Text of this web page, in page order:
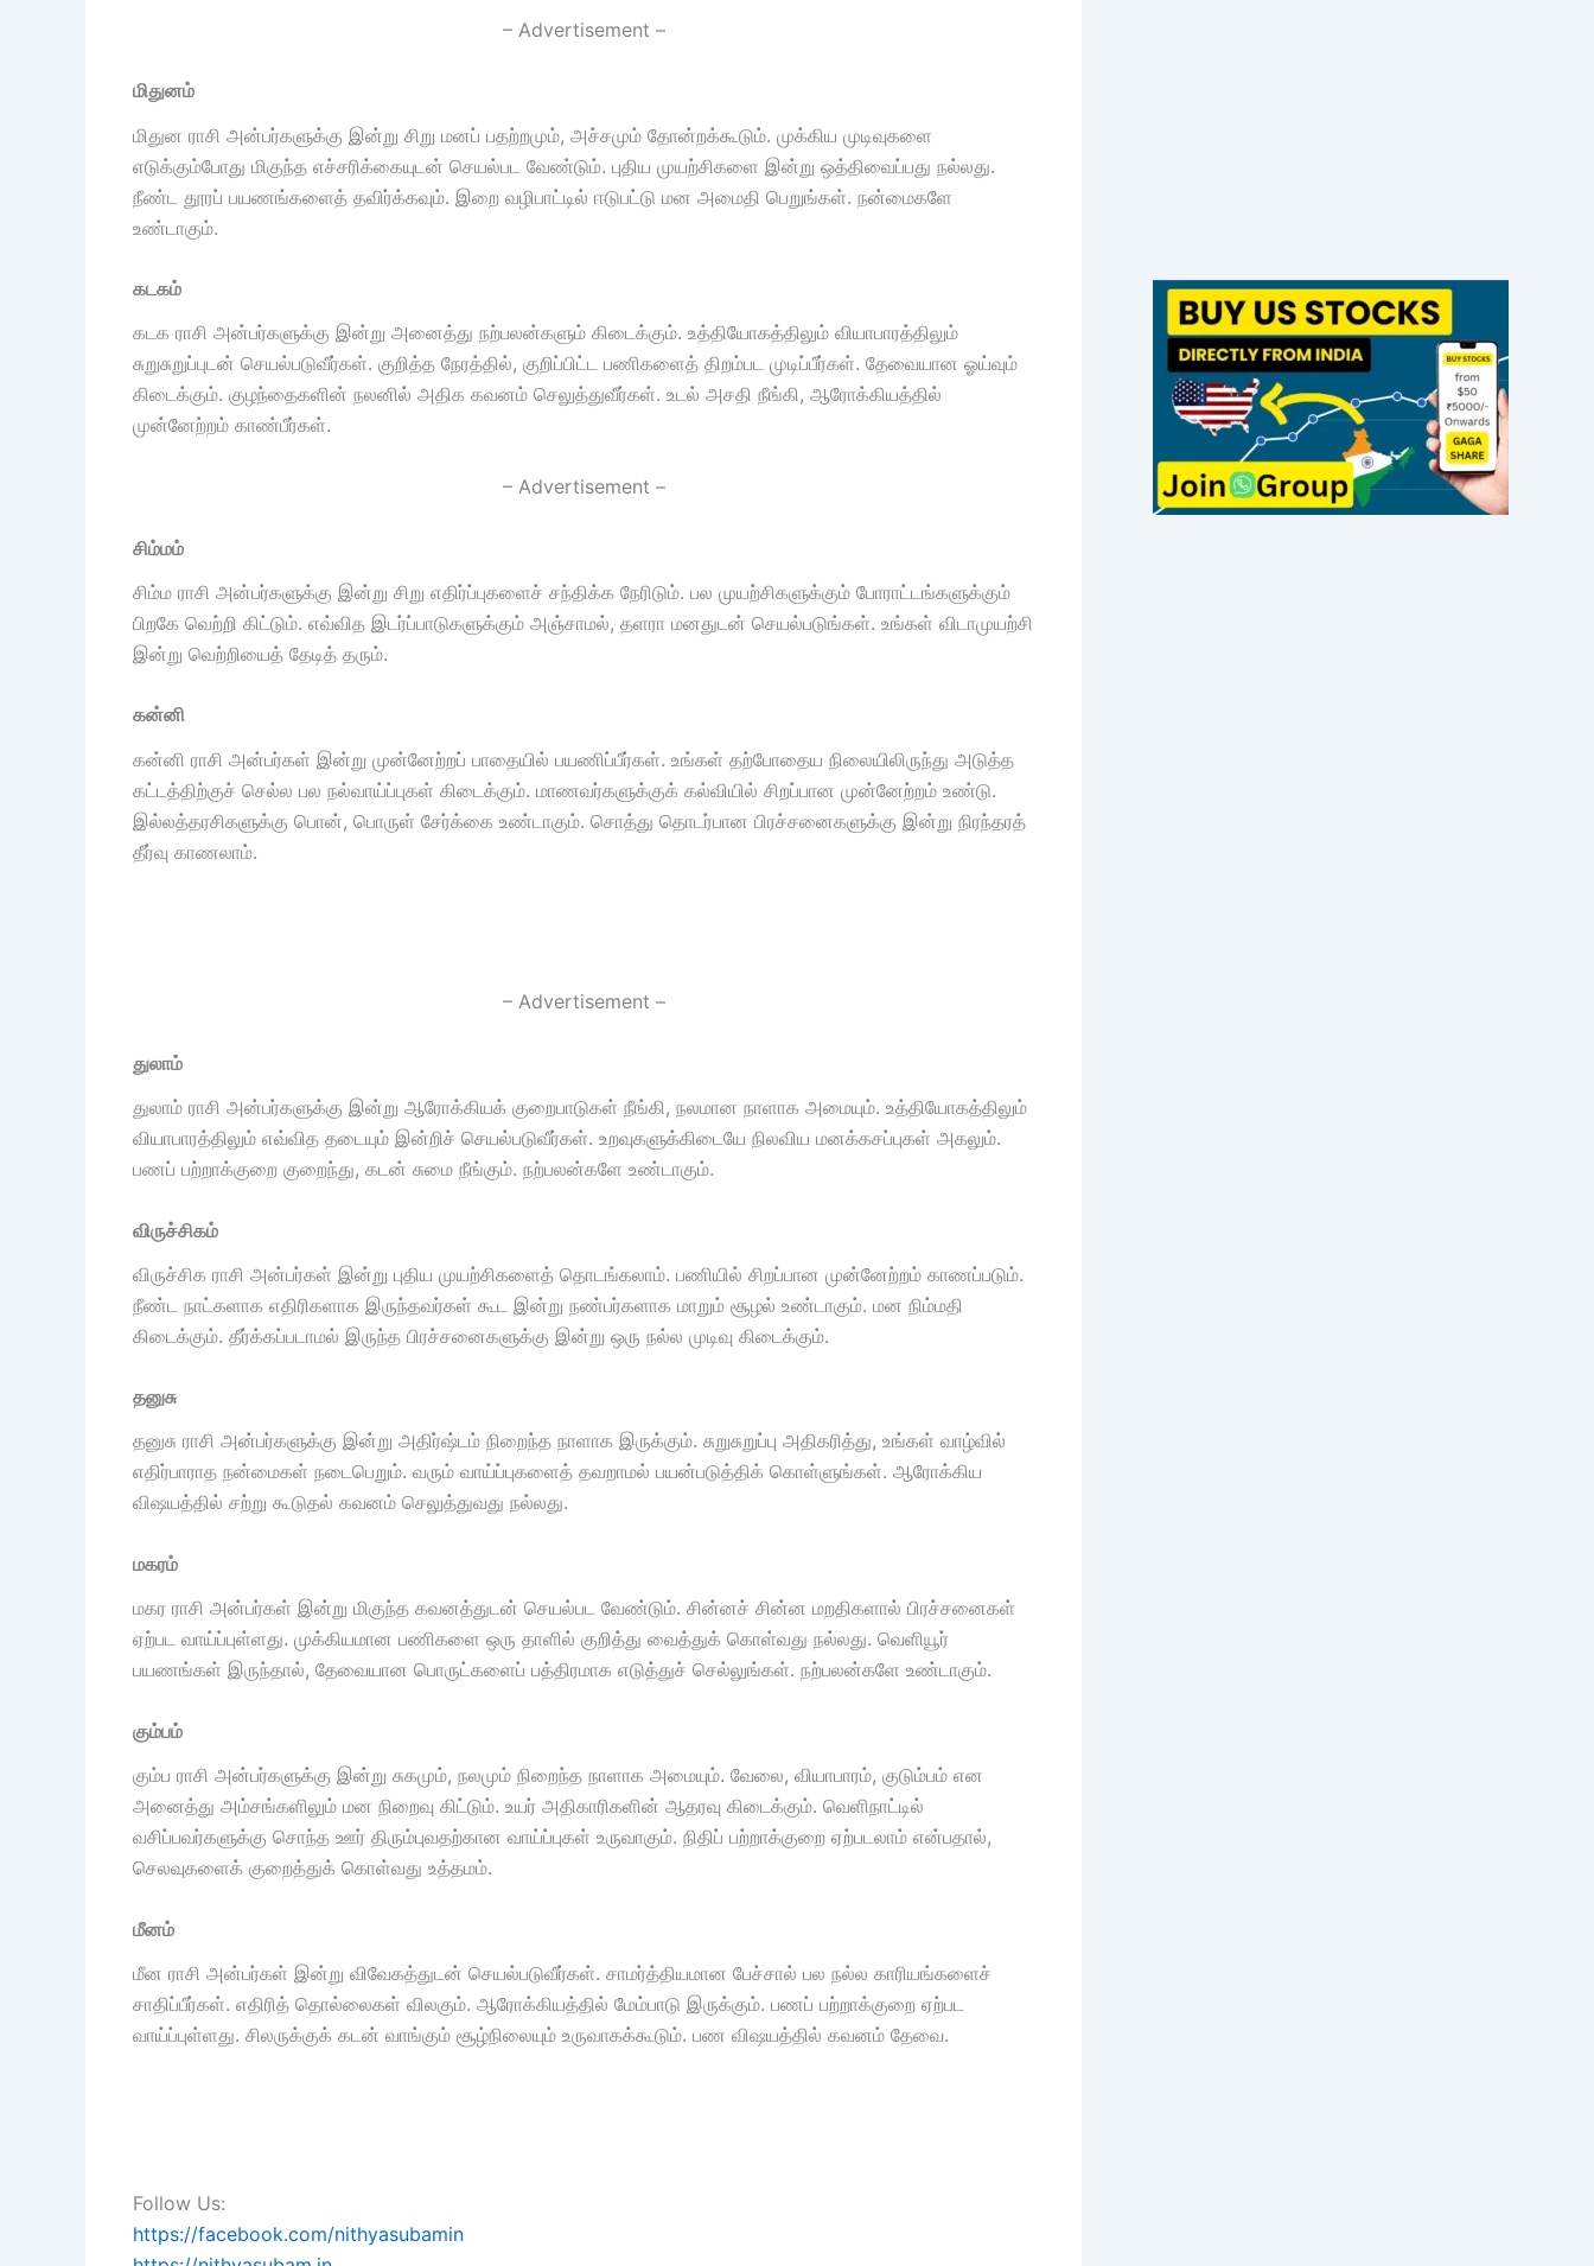
– Advertisement –
மிதுனம்
மிதுன ராசி அன்பர்களுக்கு இன்று சிறு மனப் பதற்றமும், அச்சமும் தோன்றக்கூடும். முக்கிய முடிவுகளை
எடுக்கும்போது மிகுந்த எச்சரிக்கையுடன் செயல்பட வேண்டும். புதிய முயற்சிகளை இன்று ஒத்திவைப்பது நல்லது.
நீண்ட தூரப் பயணங்களைத் தவிர்க்கவும். இறை வழிபாட்டில் ஈடுபட்டு மன அமைதி பெறுங்கள். நன்மைகளே
உண்டாகும்.
கடகம்
கடக ராசி அன்பர்களுக்கு இன்று அனைத்து நற்பலன்களும் கிடைக்கும். உத்தியோகத்திலும் வியாபாரத்திலும்
சுறுசுறுப்புடன் செயல்படுவீர்கள். குறித்த நேரத்தில், குறிப்பிட்ட பணிகளைத் திறம்பட முடிப்பீர்கள். தேவையான ஓய்வும்
கிடைக்கும். குழந்தைகளின் நலனில் அதிக கவனம் செலுத்துவீர்கள். உடல் அசதி நீங்கி, ஆரோக்கியத்தில்
முன்னேற்றம் காண்பீர்கள்.
– Advertisement –
சிம்மம்
சிம்ம ராசி அன்பர்களுக்கு இன்று சிறு எதிர்ப்புகளைச் சந்திக்க நேரிடும். பல முயற்சிகளுக்கும் போராட்டங்களுக்கும்
பிறகே வெற்றி கிட்டும். எவ்வித இடர்ப்பாடுகளுக்கும் அஞ்சாமல், தளரா மனதுடன் செயல்படுங்கள். உங்கள் விடாமுயற்சி
இன்று வெற்றியைத் தேடித் தரும்.
கன்னி
கன்னி ராசி அன்பர்கள் இன்று முன்னேற்றப் பாதையில் பயணிப்பீர்கள். உங்கள் தற்போதைய நிலையிலிருந்து அடுத்த
கட்டத்திற்குச் செல்ல பல நல்வாய்ப்புகள் கிடைக்கும். மாணவர்களுக்குக் கல்வியில் சிறப்பான முன்னேற்றம் உண்டு.
இல்லத்தரசிகளுக்கு பொன், பொருள் சேர்க்கை உண்டாகும். சொத்து தொடர்பான பிரச்சனைகளுக்கு இன்று நிரந்தரத்
தீர்வு காணலாம்.
– Advertisement –
துலாம்
துலாம் ராசி அன்பர்களுக்கு இன்று ஆரோக்கியக் குறைபாடுகள் நீங்கி, நலமான நாளாக அமையும். உத்தியோகத்திலும்
வியாபாரத்திலும் எவ்வித தடையும் இன்றிச் செயல்படுவீர்கள். உறவுகளுக்கிடையே நிலவிய மனக்கசப்புகள் அகலும்.
பணப் பற்றாக்குறை குறைந்து, கடன் சுமை நீங்கும். நற்பலன்களே உண்டாகும்.
விருச்சிகம்
விருச்சிக ராசி அன்பர்கள் இன்று புதிய முயற்சிகளைத் தொடங்கலாம். பணியில் சிறப்பான முன்னேற்றம் காணப்படும்.
நீண்ட நாட்களாக எதிரிகளாக இருந்தவர்கள் கூட இன்று நண்பர்களாக மாறும் சூழல் உண்டாகும். மன நிம்மதி
கிடைக்கும். தீர்க்கப்படாமல் இருந்த பிரச்சனைகளுக்கு இன்று ஒரு நல்ல முடிவு கிடைக்கும்.
தனுசு
தனுசு ராசி அன்பர்களுக்கு இன்று அதிர்ஷ்டம் நிறைந்த நாளாக இருக்கும். சுறுசுறுப்பு அதிகரித்து, உங்கள் வாழ்வில்
எதிர்பாராத நன்மைகள் நடைபெறும். வரும் வாய்ப்புகளைத் தவறாமல் பயன்படுத்திக் கொள்ளுங்கள். ஆரோக்கிய
விஷயத்தில் சற்று கூடுதல் கவனம் செலுத்துவது நல்லது.
மகரம்
மகர ராசி அன்பர்கள் இன்று மிகுந்த கவனத்துடன் செயல்பட வேண்டும். சின்னச் சின்ன மறதிகளால் பிரச்சனைகள்
ஏற்பட வாய்ப்புள்ளது. முக்கியமான பணிகளை ஒரு தாளில் குறித்து வைத்துக் கொள்வது நல்லது. வெளியூர்
பயணங்கள் இருந்தால், தேவையான பொருட்களைப் பத்திரமாக எடுத்துச் செல்லுங்கள். நற்பலன்களே உண்டாகும்.
கும்பம்
கும்ப ராசி அன்பர்களுக்கு இன்று சுகமும், நலமும் நிறைந்த நாளாக அமையும். வேலை, வியாபாரம், குடும்பம் என
அனைத்து அம்சங்களிலும் மன நிறைவு கிட்டும். உயர் அதிகாரிகளின் ஆதரவு கிடைக்கும். வெளிநாட்டில்
வசிப்பவர்களுக்கு சொந்த ஊர் திரும்புவதற்கான வாய்ப்புகள் உருவாகும். நிதிப் பற்றாக்குறை ஏற்படலாம் என்பதால்,
செலவுகளைக் குறைத்துக் கொள்வது உத்தமம்.
மீனம்
மீன ராசி அன்பர்கள் இன்று விவேகத்துடன் செயல்படுவீர்கள். சாமர்த்தியமான பேச்சால் பல நல்ல காரியங்களைச்
சாதிப்பீர்கள். எதிரித் தொல்லைகள் விலகும். ஆரோக்கியத்தில் மேம்பாடு இருக்கும். பணப் பற்றாக்குறை ஏற்பட
வாய்ப்புள்ளது. சிலருக்குக் கடன் வாங்கும் சூழ்நிலையும் உருவாகக்கூடும். பண விஷயத்தில் கவனம் தேவை.
Follow Us:
https://facebook.com/nithyasubamin